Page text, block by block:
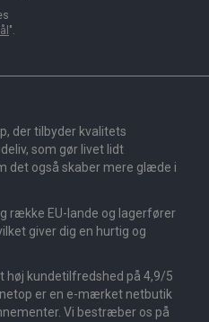
".
der tilbyder kvalitets
som gør livet lidt
det også skaber mere glæde i
række EU-lande og lagerfører
giver dig en hurtig og
høj kundetilfredshed på 4,9/5
er en e-mærket netbutik
Vi bestræber os på